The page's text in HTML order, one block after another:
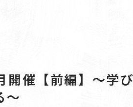
催【前編】〜学
〜